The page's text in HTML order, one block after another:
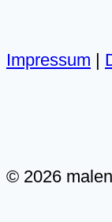
Impressum |
© 2026